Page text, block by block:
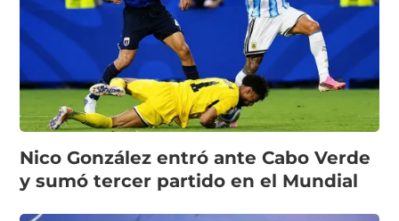
Nico González entró ante Cabo Verde
y sumó tercer partido en el Mundial